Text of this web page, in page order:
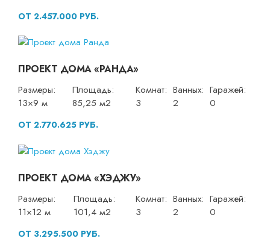
ОТ 2.457.000 РУБ.
ПРОЕКТ ДОМА «РАНДА»
Размеры:
13×9 м
Площадь:
85,25 м2
Комнат:
3
Ванных:
2
Гаражей:
0
ОТ 2.770.625 РУБ.
ПРОЕКТ ДОМА «ХЭДЖУ»
Размеры:
11×12 м
Площадь:
101,4 м2
Комнат:
3
Ванных:
2
Гаражей:
0
ОТ 3.295.500 РУБ.